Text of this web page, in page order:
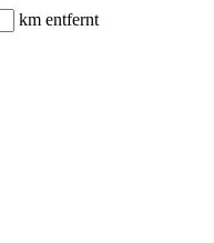
km entfernt